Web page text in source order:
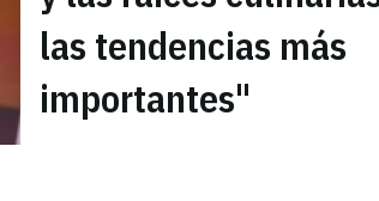
las tendencias más
importantes"